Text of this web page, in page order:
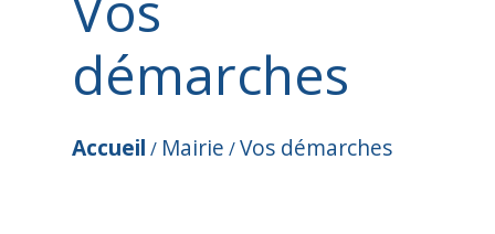
démarches
Accueil / Mairie /Vos démarches